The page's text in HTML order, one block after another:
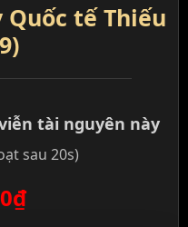
tế Thiếu
tài nguyên này
sau 20s)